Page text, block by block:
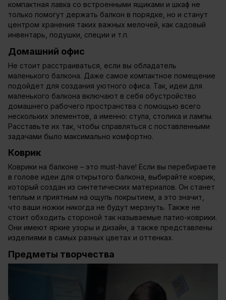
компактная лавка со встроенными ящиками и шкаф не
только помогут держать балкон в порядке, но и станут
центром хранения таких важных мелочей, как садовый
инвентарь, подушки, специи и т.п.
Домашний офис
Не стоит расстраиваться, если вы обладатель
маленького балкона. Даже самое компактное помещение
подойдет для создания уютного офиса. Так, идеи для
маленького балкона включают в себя обустройство
домашнего рабочего пространства с помощью всего
нескольких элементов, а именно: стула, столика и лампы.
Расставьте их так, чтобы справляться с поставленными
задачами было максимально комфортно.
Коврик
Коврики на балконе – это must-have! Если вы перебираете
в голове идеи для открытого балкона, выбирайте коврик,
который создан из синтетических материалов. Он станет
теплым и приятным на ощупь покрытием, а это значит,
что ваши ножки никогда не будут мерзнуть. Также не
стоит обходить стороной так называемые патио-коврики.
Они имеют яркие узоры и дизайн, а также представлены
изделиями в самых разных цветах и оттенках.
Предметы творчества